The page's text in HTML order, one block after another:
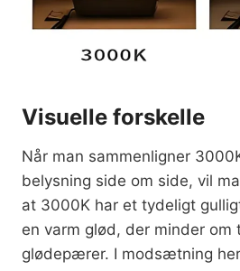
Visuelle forskelle
Når man sammenligner
belysning side om side, vil
at 3000K har et tydeligt
en varm glød, der minder om
glødepærer. I modsætning